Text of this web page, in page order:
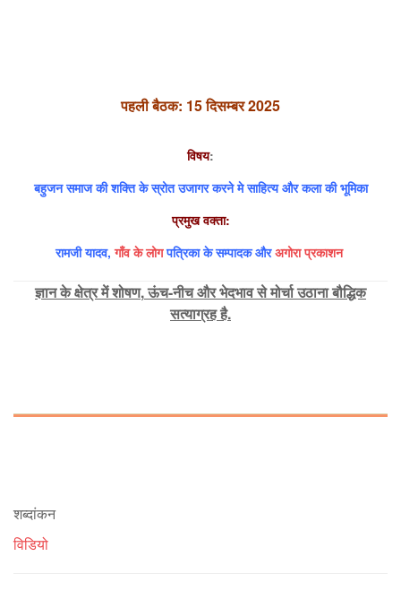
पहली बैठक: 15 दिसम्बर 2025
विषय:
बहुजन समाज की शक्ति के स्रोत उजागर करने मे साहित्य और कला की भूमिका
प्रमुख वक्ता:
रामजी यादव,गाँव के लोगपत्रिका के सम्पादक औरअगोरा प्रकाशन
ज्ञान के क्षेत्र में शोषण,ऊंच-नीच और भेदभाव से मोर्चा उठाना बौद्धिक
सत्याग्रह है.
शब्दांकन
विडियो